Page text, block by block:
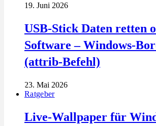
19. Juni 2026
USB-Stick Daten retten
Software – Windows-
(attrib-Befehl)
23. Mai 2026
Ratgeber
Live-Wallpaper für